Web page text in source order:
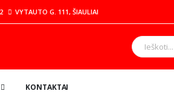
VYTAUTO G. 111, ŠIAULIAI
KONTAKTAI